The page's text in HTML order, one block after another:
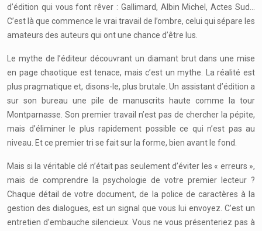
d’édition qui vous font rêver : Gallimard, Albin Michel, Actes Sud…
C’est là que commence le vrai travail de l’ombre, celui qui sépare les
amateurs des auteurs qui ont une chance d’être lus.
Le mythe de l’éditeur découvrant un diamant brut dans une mise
en page chaotique est tenace, mais c’est un mythe. La réalité est
plus pragmatique et, disons-le, plus brutale. Un assistant d’édition a
sur son bureau une pile de manuscrits haute comme la tour
Montparnasse. Son premier travail n’est pas de chercher la pépite,
mais d’éliminer le plus rapidement possible ce qui n’est pas au
niveau. Et ce premier tri se fait sur la forme, bien avant le fond.
Mais si la véritable clé n’était pas seulement d’éviter les « erreurs »,
mais de comprendre la psychologie de votre premier lecteur ?
Chaque détail de votre document, de la police de caractères à la
gestion des dialogues, est un signal que vous lui envoyez. C’est un
entretien d’embauche silencieux. Vous ne vous présenteriez pas à